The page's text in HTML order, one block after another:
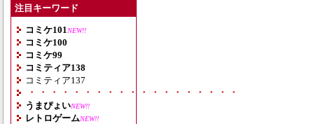
注目キーワード
コミケ101 NEW!!
コミケ100
コミケ99
コミティア138
コミティア137
・・・・・・・・・・・・・・・・・・・
うまぴょいNEW!!
レトロゲームNEW!!